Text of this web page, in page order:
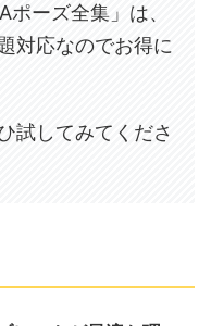
ポーズ全集」は、
対応なのでお得に
試してみてくださ